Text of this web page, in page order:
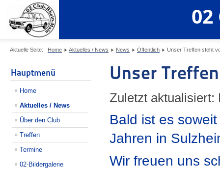
02
Aktuelle Seite: Home Aktuelles / News News Öffentlich Unser Treffen steht
Hauptmenü
Home
Aktuelles / News
Über den Club
Treffen
Termine
02-Bildergalerie
Unser
Zuletzt aktualisiert:
Bald ist es
Jahren in
Wir freuen uns